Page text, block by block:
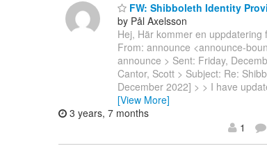
FW: Shibboleth Identity
by Pål Axelsson
Hej, Här kommer en
From: announce <announce-
announce > Sent: Friday,
Cantor, Scott > Subject: Re:
December 2022] > > I have
[View More]
3 years, 7 months
1